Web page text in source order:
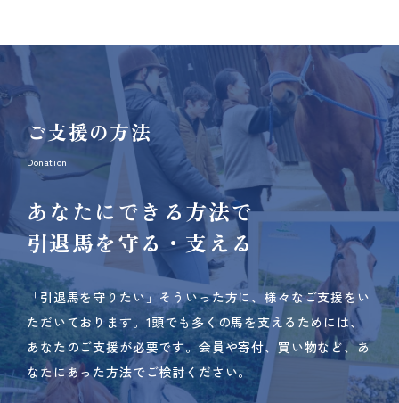
ご支援の方法
Donation
あなたにできる方法で
引退馬を守る・支える
「引退馬を守りたい」そういった方に、様々なご支援をい
ただいております。 1頭でも多くの馬を支えるためには、
あなたのご支援が必要です。 会員や寄付、買い物など、あ
なたにあった方法でご検討ください。